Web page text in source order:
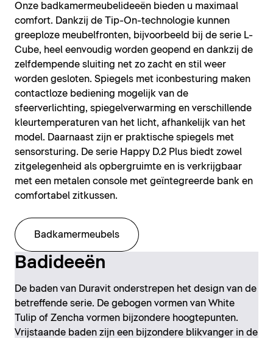
Onze badkamermeubelideeën bieden u maximaal
comfort. Dankzij de Tip-On-technologie kunnen
greeploze meubelfronten, bijvoorbeeld bij de serie L-
Cube, heel eenvoudig worden geopend en dankzij de
zelfdempende sluiting net zo zacht en stil weer
worden gesloten. Spiegels met iconbesturing maken
contactloze bediening mogelijk van de
sfeerverlichting, spiegelverwarming en verschillende
kleurtemperaturen van het licht, afhankelijk van het
model. Daarnaast zijn er praktische spiegels met
sensorsturing. De serie Happy D.2 Plus biedt zowel
zitgelegenheid als opbergruimte en is verkrijgbaar
met een metalen console met geïntegreerde bank en
comfortabel zitkussen.
Badkamermeubels
Badideeën
De baden van Duravit onderstrepen het design van de
betreffende serie. De gebogen vormen van White
Tulip of Zencha vormen bijzondere hoogtepunten.
Vrijstaande baden zijn een bijzondere blikvanger in de